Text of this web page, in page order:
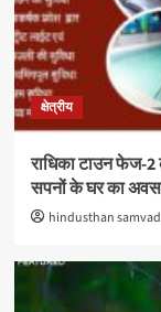
क्षेत्रीय
राधिका टाउन फेज-
सपनों के घर का
hindusthan samvad